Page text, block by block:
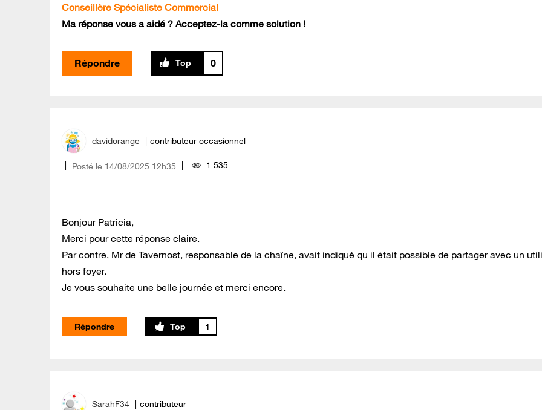
Conseillère Spécialiste Commercial
Ma réponse vous a aidé ? Acceptez-la comme solution !
Répondre 0
davidorange contributeur occasionnel
Posté le ‎14/08/2025 12h35 1 535
Bonjour Patricia,
Merci pour cette réponse claire.
Par contre, Mr de Tavernost, responsable de la chaîne, avait indiqué qu il était possible de partager avec un
hors foyer.
Je vous souhaite une belle journée et merci encore.
Répondre 1
SarahF34 contributeur